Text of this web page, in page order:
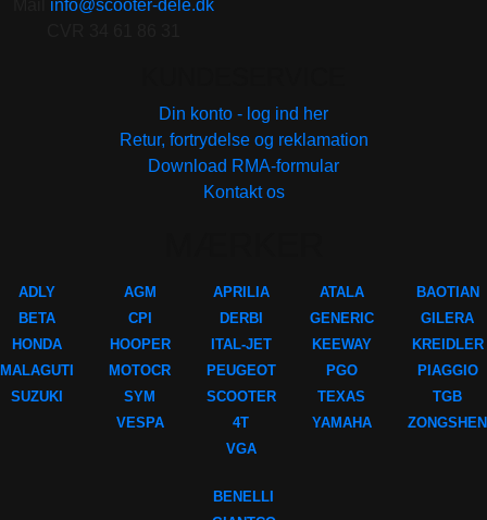
info@scooter-dele.dk
Din konto - log ind her
Retur, fortrydelse og reklamation
Download RMA-formular
Kontakt os
ADLY
BETA
HONDA
MALAGUTI
SUZUKI
AGM
CPI
HOOPER
MOTOCR
SYM
VESPA
APRILIA
DERBI
ITAL-JET
PEUGEOT
SCOOTER
4T
VGA
ATALA
GENERIC
KEEWAY
PGO
TEXAS
YAMAHA
BAOTIAN
GILERA
KREIDLER
PIAGGIO
TGB
ZONGSHEN
BENELLI